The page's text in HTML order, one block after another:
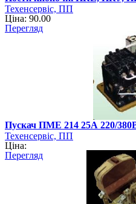
Техенсервіс, ПП
Ціна: 90.00
Перегляд
Пускач ПМЕ 214 25А 220/
Техенсервіс, ПП
Ціна:
Перегляд